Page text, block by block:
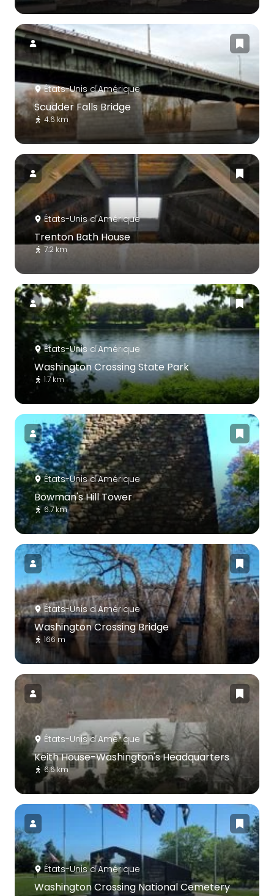
États-Unis d'Amérique
Scudder Falls Bridge
4.6 km
États-Unis d'Amérique
Trenton Bath House
7.2 km
États-Unis d'Amérique
Washington Crossing State Park
1.7 km
États-Unis d'Amérique
Bowman's Hill Tower
6.7 km
États-Unis d'Amérique
Washington Crossing Bridge
166 m
États-Unis d'Amérique
Keith House-Washington's Headquarters
6.6 km
États-Unis d'Amérique
Washington Crossing National Cemetery